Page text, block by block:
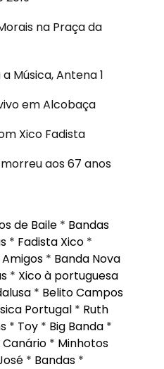
na Praça da
Música, Antena 1
em Alcobaça
Xico Fadista
aos 67 anos
de Baile * Bandas
* Fadista Xico *
* Banda Nova
* Xico à portuguesa
* Belito Campos
Portugal * Ruth
* Toy * Big Banda *
* Minhotos
* Bandas *